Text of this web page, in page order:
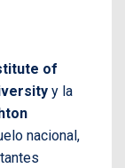
of
y la
nacional,